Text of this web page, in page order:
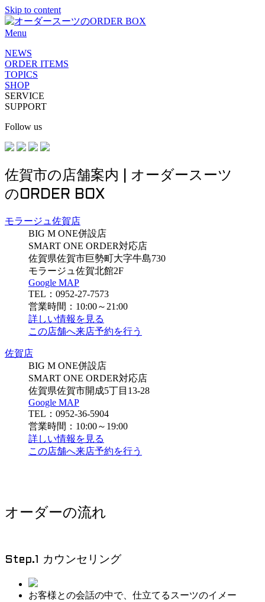
Skip to content
Menu
NEWS
ORDER ITEMS
TOPICS
SHOP
SERVICE
SUPPORT
Follow us
佐賀市の店舗案内 | オーダースーツ
のORDER BOX
モラージュ佐賀店
BIG M ONE併設店
SMART ONE ORDER対応店
佐賀県佐賀市巨勢町大字牛島730
モラージュ佐賀北館2F
Google MAP
TEL：0952-27-7573
営業時間：10:00～21:00
詳しい情報を見る
この店舗へ来店予約を行う
佐賀店
BIG M ONE併設店
SMART ONE ORDER対応店
佐賀県佐賀市開成5丁目13-28
Google MAP
TEL：0952-36-5904
営業時間：10:00～19:00
詳しい情報を見る
この店舗へ来店予約を行う
オーダーの流れ
Step.1 カウンセリング
お客様との会話の中で、仕立てるスーツのイメー